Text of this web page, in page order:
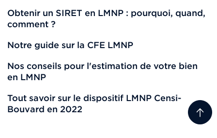
Obtenir un SIRET en LMNP : pourquoi, quand,
comment ?
Notre guide sur la CFE LMNP
Nos conseils pour l'estimation de votre bien
en LMNP
Tout savoir sur le dispositif LMNP Censi-
Bouvard en 2022